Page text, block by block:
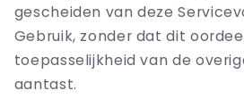
gescheiden van deze
Gebruik, zonder dat dit
toepasselijkheid van de
aantast.